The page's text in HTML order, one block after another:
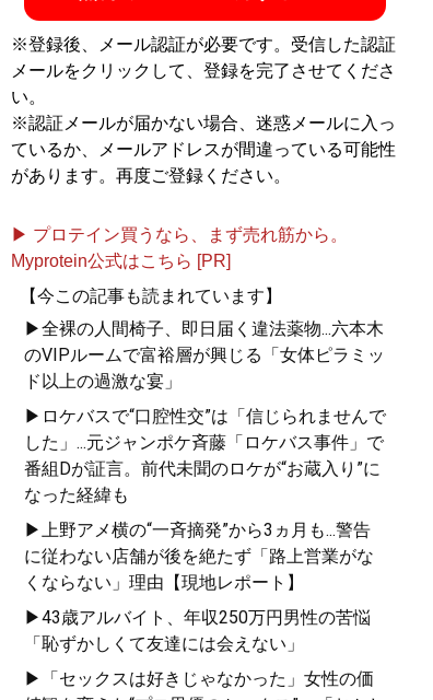
※登録後、メール認証が必要です。受信した認証
メールをクリックして、登録を完了させてくださ
い。
※認証メールが届かない場合、迷惑メールに入っ
ているか、メールアドレスが間違っている可能性
があります。再度ご登録ください。
▶ プロテイン買うなら、まず売れ筋から。
Myprotein公式はこちら [PR]
【今この記事も読まれています】
▶全裸の人間椅子、即日届く違法薬物...六本木
のVIPルームで富裕層が興じる「女体ピラミッ
ド以上の過激な宴」
▶ロケバスで“口腔性交”は「信じられませんで
した」...元ジャンポケ斉藤「ロケバス事件」で
番組Dが証言。前代未聞のロケが“お蔵入り”に
なった経緯も
▶上野アメ横の“一斉摘発”から3ヵ月も...警告
に従わない店舗が後を絶たず「路上営業がな
くならない」理由【現地レポート】
▶43歳アルバイト、年収250万円男性の苦悩
「恥ずかしくて友達には会えない」
▶「セックスは好きじゃなかった」女性の価